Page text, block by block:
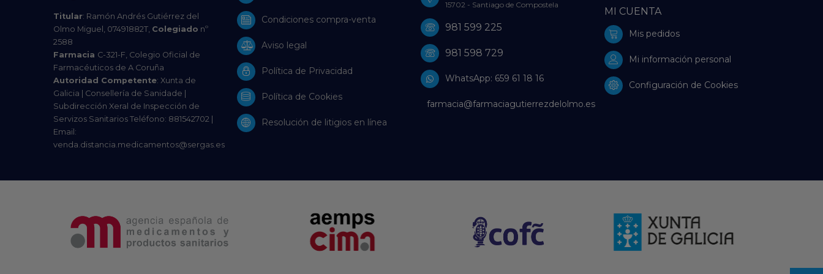
Titular: Ramón Andrés Gutiérrez del
Olmo Miguel, 07491882T, Colegiado nº
2588
Farmacia C-321-F, Colegio Oficial de
Farmacéuticos de A Coruña
Autoridad Competente: Xunta de
Galicia | Consellería de Sanidade |
Subdirección Xeral de Inspección de
Servizos Sanitarios Teléfono: 881542702 |
Email:
venda.distancia.medicamentos@sergas.es
Condiciones compra-venta
Aviso legal
Política de Privacidad
Política de Cookies
Resolución de litigios en línea
15702 - Santiago de Compostela
981 599 225
981 598 729
WhatsApp: 659 61 18 16
farmacia@farmaciagutierrezdelolmo.es
MI CUENTA
Mis pedidos
Mi información personal
Configuración de Cookies